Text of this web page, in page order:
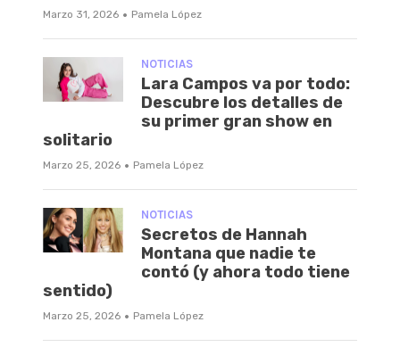
Marzo 31, 2026 · Pamela López
NOTICIAS
Lara Campos va por todo:
Descubre los detalles de
su primer gran show en
solitario
Marzo 25, 2026 · Pamela López
NOTICIAS
Secretos de Hannah
Montana que nadie te
contó (y ahora todo tiene
sentido)
Marzo 25, 2026 · Pamela López